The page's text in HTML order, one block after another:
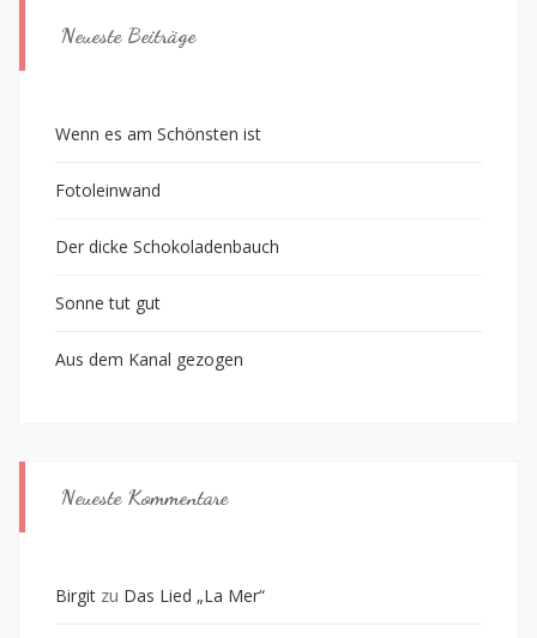
Neueste Beiträge
Wenn es am Schönsten ist
Fotoleinwand
Der dicke Schokoladenbauch
Sonne tut gut
Aus dem Kanal gezogen
Neueste Kommentare
Birgit zu Das Lied „La Mer“